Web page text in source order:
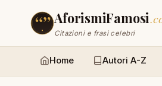
AforismiFamosi
Citazioni e frasi celebri
Home Autori A-Z